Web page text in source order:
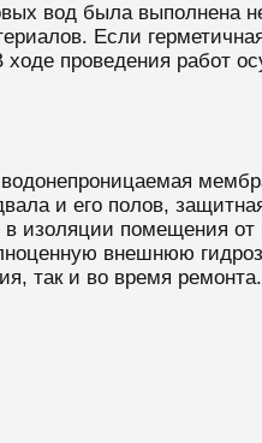
вод была выполнена
Если
проведения работ
и его полов,
в изоляции помещения
внешнюю
так и во время ремонта.